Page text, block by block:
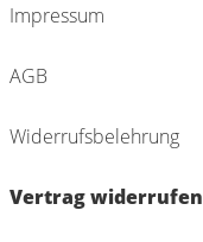
Impressum
AGB
Widerrufsbelehrung
Vertrag widerrufen